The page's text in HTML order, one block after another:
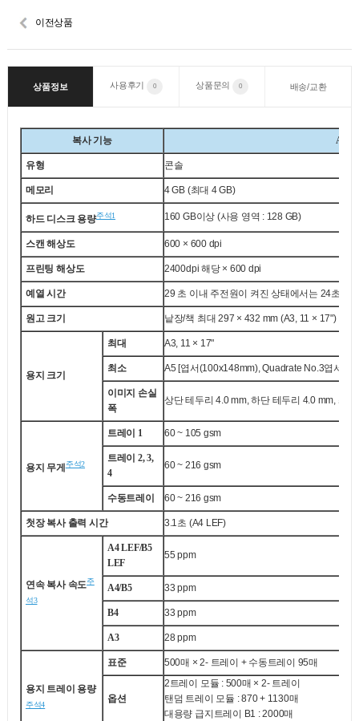
이전상품
상품정보 사용후기 0 상품문의 0 배송/교환
복사 기능
유형 콘솔
메모리 4 GB (최대 4 GB)
하드 디스크 용량주석1 160 GB이상 (사용 영역 : 128 GB)
스캔 해상도 600 × 600 dpi
프린팅 해상도 2400dpi 해당 × 600 dpi
예열 시간 29 초 이내 주전원이 켜진 상태에서는 24초 이
원고 크기 낱장/책 최대 297 × 432 mm (A3, 11 × 17")
용지 크기
최대 A3, 11 × 17"
최소 A5 [엽서(100x148mm), Quadrate No.3엽서
이미지 손실
폭
상단 테두리 4.0 mm, 하단 테두리 4.0 mm, 좌
용지 무게주석2
트레이 1 60 ~ 105 gsm
트레이 2, 3,
4
60 ~ 216 gsm
수동트레이 60 ~ 216 gsm
첫장 복사 출력 시간 3.1초 (A4 LEF)
연속 복사 속도주
석3
A4 LEF/B5
LEF
55 ppm
A4/B5 33 ppm
B4 33 ppm
A3 28 ppm
용지 트레이 용량
주석4
표준 500매 × 2- 트레이 + 수동트레이 95매
옵션
2트레이 모듈 : 500매 × 2- 트레이
탠덤 트레이 모듈 : 870 + 1130매
대용량 급지트레이 B1 : 2000매